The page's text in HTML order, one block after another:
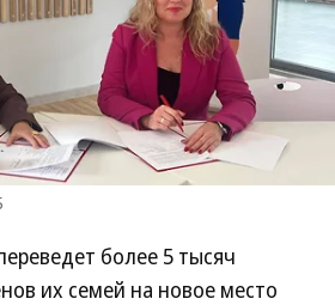
более 5 тысяч
их семей на новое место